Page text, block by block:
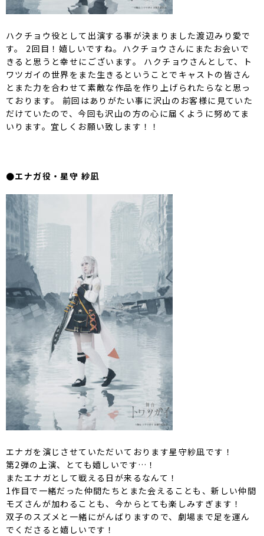
ハクチョウ役として出演する事が決まりました渡辺みり愛で
す。 2回目！嬉しいですね。ハクチョウさんにまたお会いで
きると思うと幸せにございます。 ハクチョウさんとして、ト
ワツガイの世界をまた生きるということでキャストの皆さん
とまた力を合わせて素敵な作品を作り上げられたらなと思っ
ております。 前回はありがたい事に沢山のお客様に見ていた
だけていたので、今回も沢山の方の心に届くように努めてま
いります。宜しくお願い致します！！
●エナガ役・星守 紗凪
エナガを演じさせていただいております星守紗凪です！
第2弾の上演、とても嬉しいです…！
またエナガとして戦える日が来るなんて！
1作目で一緒だった仲間たちとまた会えることも、新しい仲間
モズさんが加わることも、今からとても楽しみすぎます！
双子のスズメと一緒にがんばりますので、劇場まで足を運ん
でくださると嬉しいです！